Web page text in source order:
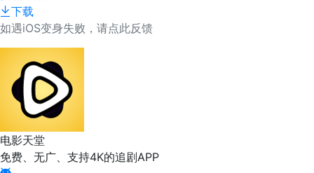
下载
如遇iOS变身失败，请点此反馈
电影天堂
免费、无广、支持4K的追剧APP